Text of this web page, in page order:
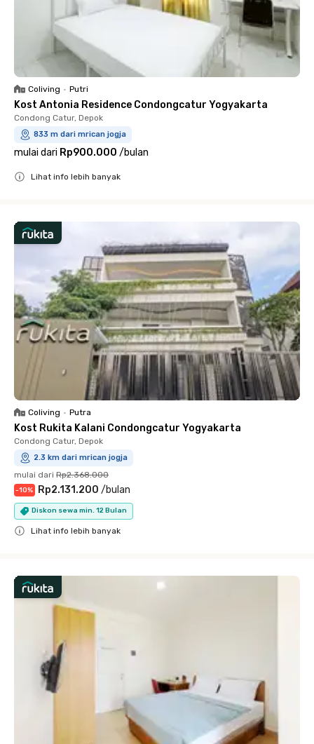
Coliving • Putri
Kost Antonia Residence Condongcatur Yogyakarta
Condong Catur, Depok
833 m dari mrican jogja
mulai dari Rp900.000 /bulan
Lihat info lebih banyak
Coliving • Putra
Kost Rukita Kalani Condongcatur Yogyakarta
Condong Catur, Depok
2.3 km dari mrican jogja
mulai dari Rp2.368.000
-10% Rp2.131.200 /bulan
Diskon sewa min. 12 Bulan
Lihat info lebih banyak